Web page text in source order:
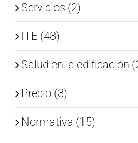
Servicios (2)
ITE (48)
Salud en la edificación
Precio (3)
Normativa (15)